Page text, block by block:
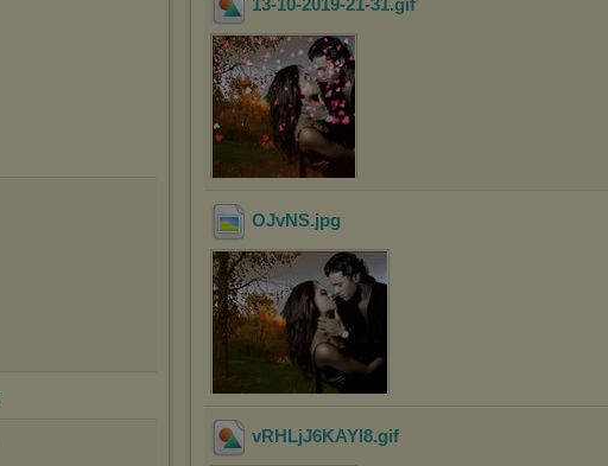
13-10-2019-21-31.gif
OJvNS.jpg
vRHLjJ6KAYl8.gif